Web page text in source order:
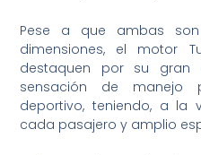
Pese a que ambas
dimensiones, el motor
destaquen por su gran
sensación de manejo
deportivo, teniendo, a la
cada pasajero y amplio